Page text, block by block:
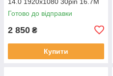
45% NTSC 300 cd/m² для
ноутбука
Готово до відправки
2 850 ₴
Купити